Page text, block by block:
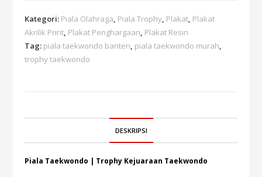
Kategori: Piala Olahraga, Piala Trophy, Plakat, Plakat
Akrilik Print, Plakat Penghargaan, Plakat Resin
Tag: piala taekwondo banten, piala taekwondo murah,
trophy taekwondo
DESKRIPSI
Piala Taekwondo | Trophy Kejuaraan Taekwondo